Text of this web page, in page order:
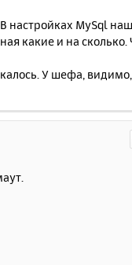
настройках MySql
какие и на сколько.
У шефа, видимо,